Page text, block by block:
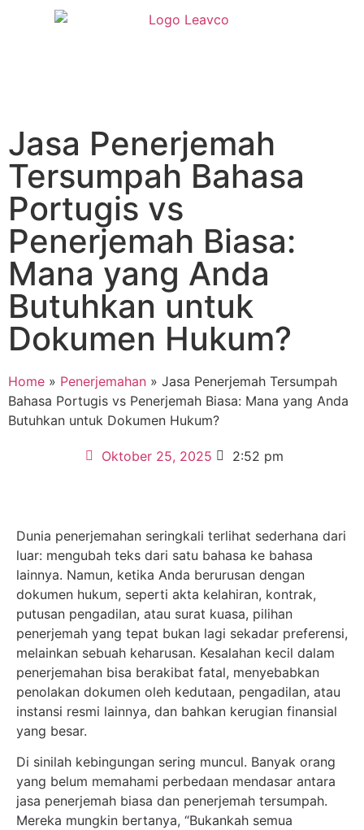
Jasa Penerjemah
Tersumpah Bahasa
Portugis vs
Penerjemah Biasa:
Mana yang Anda
Butuhkan untuk
Dokumen Hukum?
Home » Penerjemahan » Jasa Penerjemah Tersumpah
Bahasa Portugis vs Penerjemah Biasa: Mana yang Anda
Butuhkan untuk Dokumen Hukum?
Oktober 25, 2025 2:52 pm
Dunia penerjemahan seringkali terlihat sederhana dari
luar: mengubah teks dari satu bahasa ke bahasa
lainnya. Namun, ketika Anda berurusan dengan
dokumen hukum, seperti akta kelahiran, kontrak,
putusan pengadilan, atau surat kuasa, pilihan
penerjemah yang tepat bukan lagi sekadar preferensi,
melainkan sebuah keharusan. Kesalahan kecil dalam
penerjemahan bisa berakibat fatal, menyebabkan
penolakan dokumen oleh kedutaan, pengadilan, atau
instansi resmi lainnya, dan bahkan kerugian finansial
yang besar.
Di sinilah kebingungan sering muncul. Banyak orang
yang belum memahami perbedaan mendasar antara
jasa penerjemah biasa dan penerjemah tersumpah.
Mereka mungkin bertanya, “Bukankah semua